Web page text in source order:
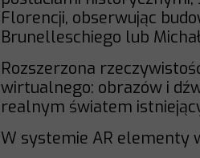
Florencji, obserwując
Brunelleschiego lub
Rozszerzona
wirtualnego: obrazów i
realnym światem
W systemie AR elementy